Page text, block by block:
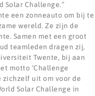
Solar Challenge.”
een zonneauto om bij te
wereld. Ze zijn de
Samen met een groot
teamleden dragen zij,
Twente, bij aan
motto ‘Challenge
zichzelf uit om voor de
Solar Challenge in